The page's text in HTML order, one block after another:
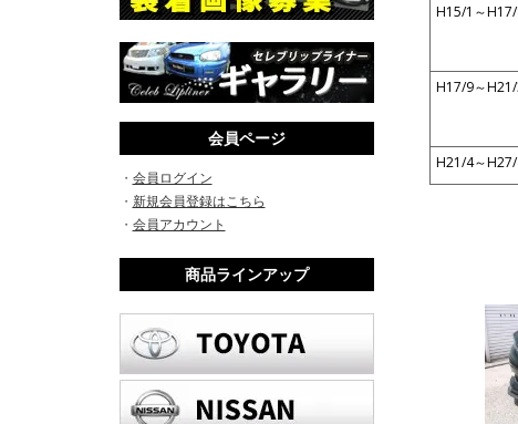
会員ページ
・ 会員ログイン
・ 新規会員登録はこちら
・ 会員アカウント
商品ラインアップ
H15/1～
H17/9～
H21/4～